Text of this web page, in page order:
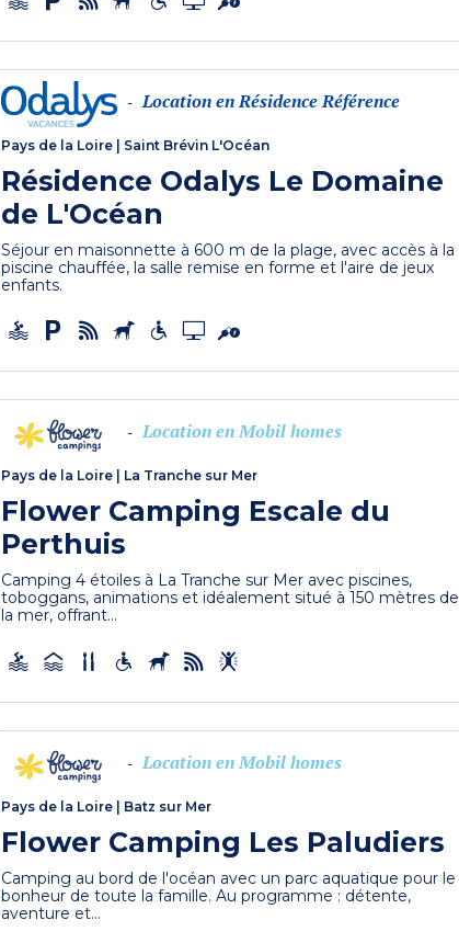
- Location en Résidence Référence
Pays de la Loire Saint Brévin L'Océan
Résidence Odalys Le Domaine
de L'Océan
Séjour en maisonnette à 600 m de la plage, avec accès à la
piscine chauffée, la salle remise en forme et l'aire de jeux
enfants.
- Location en Mobil homes
Pays de la Loire | La Tranche sur Mer
Flower Camping Escale du
Perthuis
Camping 4 étoiles à La Tranche sur Mer avec piscines,
toboggans, animations et idéalement situé à 150 mètres de
la mer, offrant...
- Location en Mobil homes
Pays de la Loire | Batz sur Mer
Flower Camping Les Paludiers
Camping au bord de l'océan avec un parc aquatique pour le
bonheur de toute la famille. Au programme : détente,
aventure et...